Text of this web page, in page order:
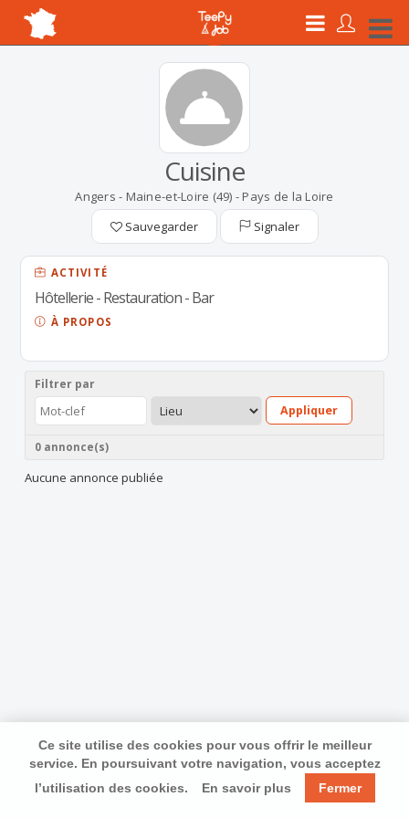
Cuisine
Angers - Maine-et-Loire (49) - Pays de la Loire
Sauvegarder
Signaler
ACTIVITÉ
Hôtellerie - Restauration - Bar
À PROPOS
Filtrer par
Appliquer
0 annonce(s)
Aucune annonce publiée
Ce site utilise des cookies pour vous offrir le meilleur
service. En poursuivant votre navigation, vous acceptez
l’utilisation des cookies.
En savoir plus Fermer